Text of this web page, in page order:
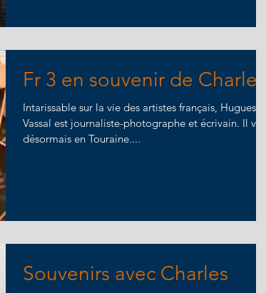
Fr 3 en souvenir de Charles
Intarissable sur la vie des artistes français, Hugues
Vassal est journaliste-photographe et écrivain. Il vit
désormais en Touraine....
Souvenirs avec Charles